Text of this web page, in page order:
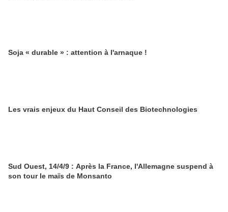
Soja « durable » : attention à l'arnaque !
Les vrais enjeux du Haut Conseil des Biotechnologies
Sud Ouest, 14/4/9 : Après la France, l'Allemagne suspend à
son tour le maïs de Monsanto